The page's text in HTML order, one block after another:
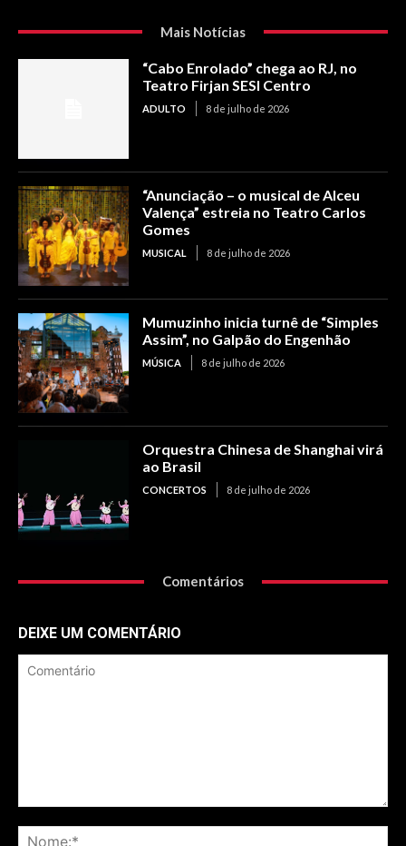
Mais Notícias
“Cabo Enrolado” chega ao RJ, no
Teatro Firjan SESI Centro
ADULTO 8 de julho de 2026
“Anunciação – o musical de Alceu
Valença” estreia no Teatro Carlos
Gomes
MUSICAL 8 de julho de 2026
Mumuzinho inicia turnê de “Simples
Assim”, no Galpão do Engenhão
MÚSICA 8 de julho de 2026
Orquestra Chinesa de Shanghai virá
ao Brasil
CONCERTOS 8 de julho de 2026
Comentários
DEIXE UM COMENTÁRIO